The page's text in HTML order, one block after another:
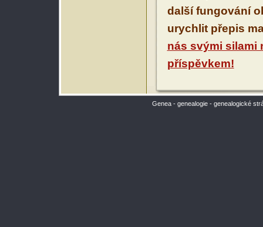
další fungování
urychlit přepis
nás svými silami
příspěvkem!
Genea - genealogie - genealogické